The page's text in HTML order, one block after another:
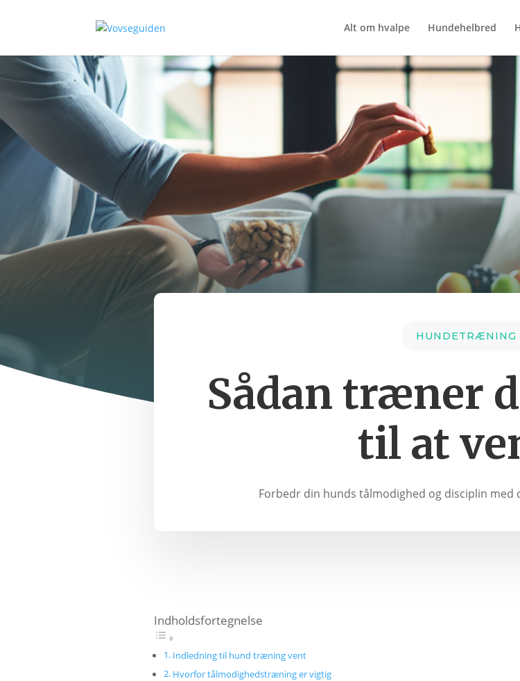
Alt om hvalpe Hundehelbred
HUNDETRÆNING
Sådan træner
til at
Forbedr din hunds tålmodighed og disciplin med
Indholdsfortegnelse
Indledning til hund træning vent
Hvorfor tålmodighedstræning er vigtig